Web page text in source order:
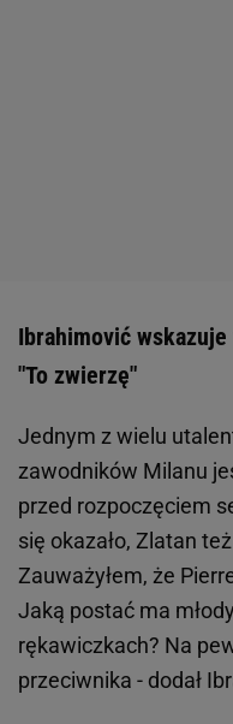
Ibrahimović
"To zwierzę"
Jednym z wielu
zawodników Milanu
przed rozpoczęciem
się okazało, Zlatan
Zauważyłem, że
Jaką postać ma
rękawiczkach? Na
przeciwnika - dodał